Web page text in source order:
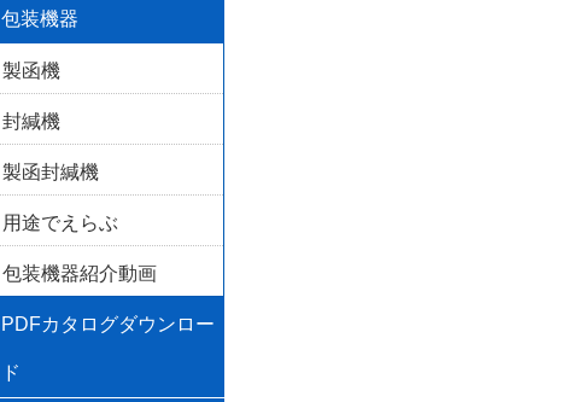
包装機器
製函機
封緘機
製函封緘機
用途でえらぶ
包装機器紹介動画
PDFカタログダウンロー
ド